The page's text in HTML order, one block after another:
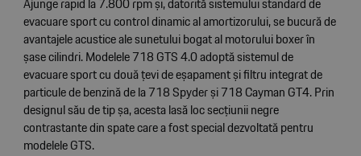
evacuare sport cu control dinamic al amortizorului, se bucură de
avantajele acustice ale sunetului bogat al motorului boxer în
șase cilindri. Modelele 718 GTS 4.0 adoptă sistemul de
evacuare sport cu două țevi de eșapament și filtru integrat de
particule de benzină de la 718 Spyder și 718 Cayman GT4. Prin
designul său de tip șa, acesta lasă loc secțiunii negre
contrastante din spate care a fost special dezvoltată pentru
modelele GTS.